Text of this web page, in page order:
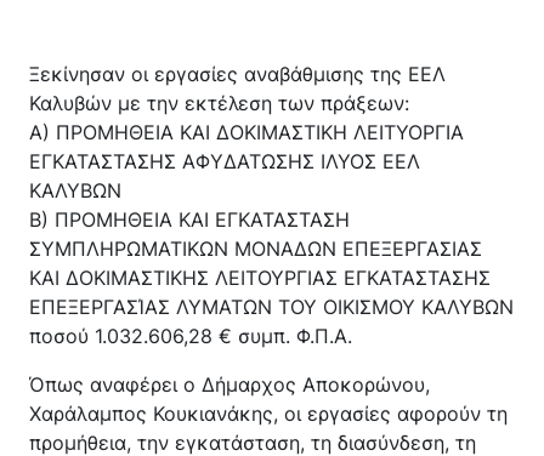
Δήμοσιο Ι.Ε.Κ
Αποκορώνου
ΔΗΜΟΤΙΚΗ ΠΙΝΑΚΟΘΗΚΗ
ΦΡΕ
Κέντρο Κοινότητας
Βοήθεια στο Σπίτι
Λαογραφικό Μουσείο
Γαβολοχωρίου
Ξεκίνησαν οι εργασίες αναβάθμισης της ΕΕΛ
Καλυβών με την εκτέλεση των πράξεων:
Α) ΠΡΟΜΗΘΕΙΑ ΚΑΙ ΔΟΚΙΜΑΣΤΙΚΗ ΛΕΙΤΥΟΡΓΙΑ
ΕΓΚΑΤΑΣΤΑΣΗΣ ΑΦΥΔΑΤΩΣΗΣ ΙΛΥΟΣ ΕΕΛ
ΚΑΛΥΒΩΝ
Β) ΠΡΟΜΗΘΕΙΑ ΚΑΙ ΕΓΚΑΤΑΣΤΑΣΗ
ΣΥΜΠΛΗΡΩΜΑΤΙΚΩΝ ΜΟΝΑΔΩΝ ΕΠΕΞΕΡΓΑΣΙΑΣ
ΚΑΙ ΔΟΚΙΜΑΣΤΙΚΗΣ ΛΕΙΤΟΥΡΓΙΑΣ ΕΓΚΑΤΑΣΤΑΣΗΣ
ΕΠΕΞΕΡΓΑΣΊΑΣ ΛΥΜΑΤΩΝ ΤΟΥ ΟΙΚΙΣΜΟΥ ΚΑΛΥΒΩΝ
ποσού 1.032.606,28 € συμπ. Φ.Π.Α.
Όπως αναφέρει ο Δήμαρχος Αποκορώνου,
Χαράλαμπος Κουκιανάκης, οι εργασίες αφορούν τη
προμήθεια, την εγκατάσταση, τη διασύνδεση, τη